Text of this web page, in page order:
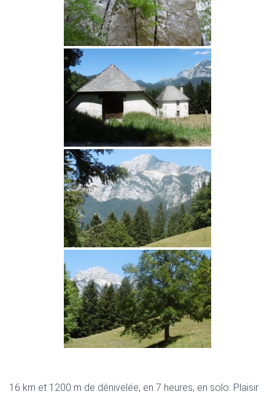
16 km et 1200 m de dénivelée, en 7 heures, en solo. Plaisir